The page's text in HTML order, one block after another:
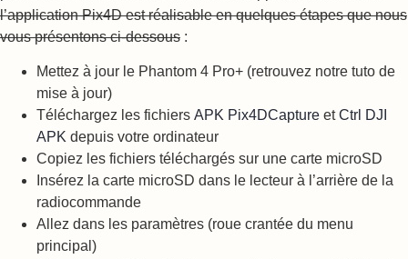
l’application Pix4D est réalisable en quelques étapes que nous
vous présentons ci-dessous :
Mettez à jour le Phantom 4 Pro+ (retrouvez notre tuto de
mise à jour)
Téléchargez les fichiers APK Pix4DCapture etCtrl DJI
APK depuis votre ordinateur
Copiez les fichiers téléchargés sur une carte microSD
Insérez la carte microSD dans le lecteur à l’arrière de la
radiocommande
Allez dans les paramètres (roue crantée du menu
principal)